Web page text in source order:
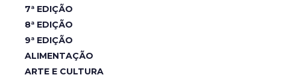
7ª EDIÇÃO
8ª EDIÇÃO
9ª EDIÇÃO
ALIMENTAÇÃO
ARTE E CULTURA